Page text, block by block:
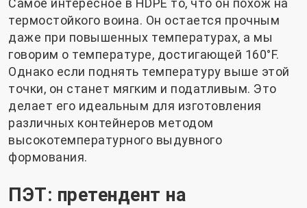
Самое интересное в HDPE то, что он похож на
термостойкого воина. Он остается прочным
даже при повышенных температурах, а мы
говорим о температуре, достигающей 160°F.
Однако если поднять температуру выше этой
точки, он станет мягким и податливым. Это
делает его идеальным для изготовления
различных контейнеров методом
высокотемпературного выдувного
формования.
ПЭТ: претендент на